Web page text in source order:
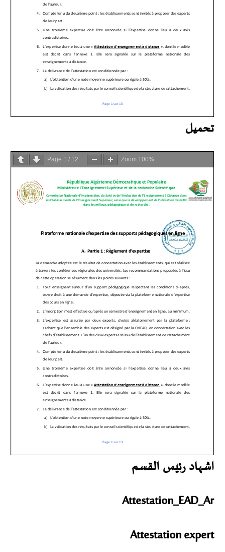
تحميل
Page 1 / 12 Zoom 100%
اشهاد رئيس القسم
Attestation_EAD_Ar
Attestation expert